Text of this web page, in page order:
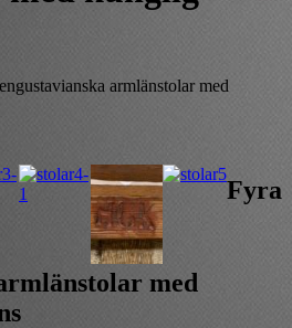
armlänstolar med
Fyra
med